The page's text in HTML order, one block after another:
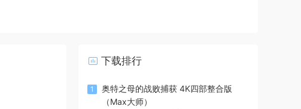
下载排行
1
奥特之母的战败捕获 4K四部整合版
（Max大师）